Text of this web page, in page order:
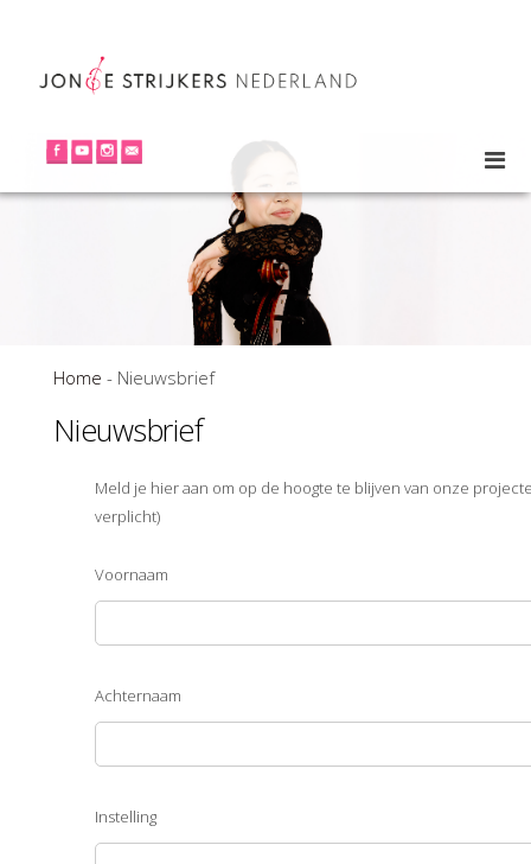
Home - Nieuwsbrief
Nieuwsbrief
Meld je hier aan om op de hoogte te blijven van onze
verplicht)
Voornaam
Achternaam
Instelling